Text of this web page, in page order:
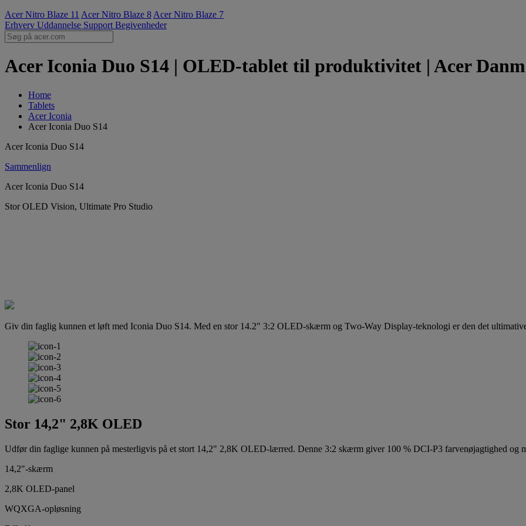
Acer Nitro Blaze 11 Acer Nitro Blaze 8 Acer Nitro Blaze 7
Erhverv Uddannelse Support Begivenheder
Acer Iconia Duo S14 | OLED-tablet til produktivitet | Acer
Home
Tablets
Acer Iconia
Acer Iconia Duo S14
Acer Iconia Duo S14
Sammenlign
Acer Iconia Duo S14
Stor OLED Vision, Ultimate Pro Studio
Giv din faglig kunnen et løft med Iconia Duo S14. Med en stor 14.2" 3:2 OLED-skærm og Two-Way Display-teknologi er den det
Stor 14,2" 2,8K OLED
Udfør din faglige kunnen på mesterligvis på et stort 14,2" 2,8K OLED-lærred. Denne 3:2 skærm giver 100 % DCI-P3 farvenøjagtighed og
14,2"-skærm
2,8K OLED-panel
WQXGA-opløsning